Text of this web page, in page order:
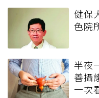
健保
色院
半夜
善攝
一次